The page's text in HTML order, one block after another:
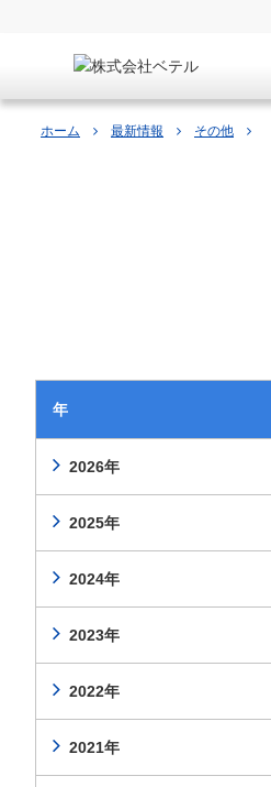
ホーム 最新情報 その他
年
2026年
2025年
2024年
2023年
2022年
2021年